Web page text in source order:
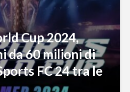
Cup 2024,
da 60 milioni di
FC 24 tra le